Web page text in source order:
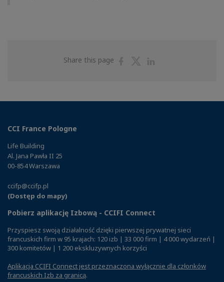
Share this page
ShareShare
CCI France Pologne
Life Building
Al. Jana Pawła II 25
00-854 Warszawa
ccifp@ccifp.pl
(Dostęp do mapy)
Pobierz aplikację Izbową - CCIFI Connect
Przyspiesz swoją działalność dzięki pierwszej prywatnej sieci
francuskich firm w 95 krajach: 120 izb | 33 000 firm | 4 000 wydarzeń |
300 komitetów | 1 200 ekskluzywnych korzyści
Aplikacja CCIFI Connect jest przeznaczona wyłącznie dla członków
francuskich Izb za granicą.